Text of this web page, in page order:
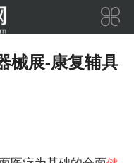

械展-康复辅具